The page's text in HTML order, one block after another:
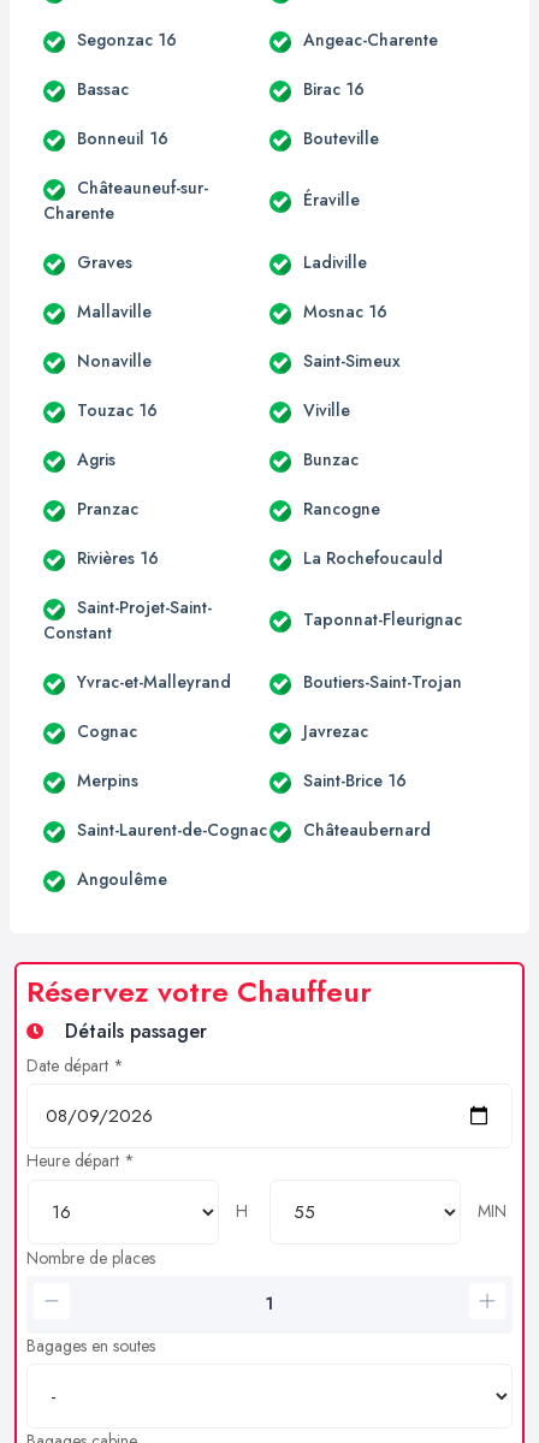
Segonzac 16 Angeac-Charente
Bassac Birac 16
Bonneuil 16 Bouteville
Châteauneuf-sur-
Charente
Éraville
Graves Ladiville
Mallaville Mosnac 16
Nonaville Saint-Simeux
Touzac 16 Viville
Agris Bunzac
Pranzac Rancogne
Rivières 16 La Rochefoucauld
Saint-Projet-Saint-
Constant
Taponnat-Fleurignac
Yvrac-et-Malleyrand Boutiers-Saint-Trojan
Cognac Javrezac
Merpins Saint-Brice 16
Saint-Laurent-de-Cognac Châteaubernard
Angoulême
Réservez votre Chauffeur
Détails passager
Date départ *
Heure départ *
H
MIN
Nombre de places
Bagages en soutes